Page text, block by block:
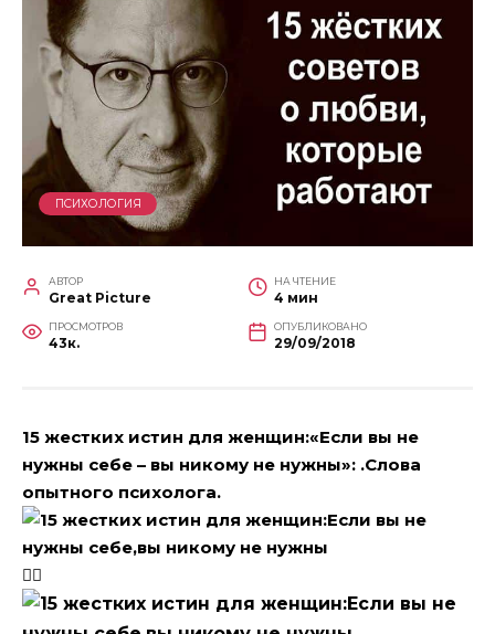
ПСИХОЛОГИЯ
АВТОР
Great Picture
НА ЧТЕНИЕ
4 мин
ПРОСМОТРОВ
43к.
ОПУБЛИКОВАНО
29/09/2018
15 жестких истин для женщин:«Если вы не
нужны себе – вы никому не нужны»: .Слова
опытного психолога.
☝🏼